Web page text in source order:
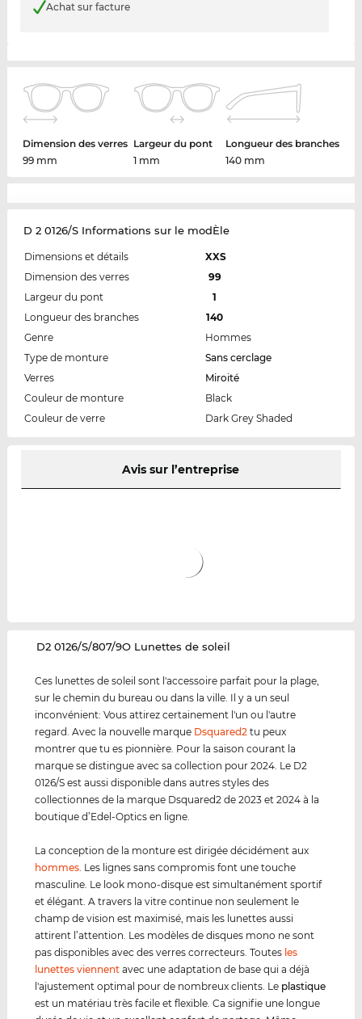
Achat sur facture
Dimension des verres
99 mm
Largeur du pont
1 mm
Longueur des branches
140 mm
D 2 0126/S Informations sur le modÈle
Dimensions et détails
XXS
Dimension des verres
99
Largeur du pont
1
Longueur des branches
140
Genre
Hommes
Type de monture
Sans cerclage
Verres
Miroité
Couleur de monture
Black
Couleur de verre
Dark Grey Shaded
Avis sur l’entreprise
‌D2 0126/S/807/9O Lunettes de soleil
Ces lunettes de soleil sont l'accessoire parfait pour la plage,
sur le chemin du bureau ou dans la ville. Il y a un seul
inconvénient: Vous attirez certainement l'un ou l'autre
regard. Avec la nouvelle marque Dsquared2 tu peux
montrer que tu es pionnière. Pour la saison courant la
marque se distingue avec sa collection pour 2024. Le D2
0126/S est aussi disponible dans autres styles des
collectionnes de la marque Dsquared2 de 2023 et 2024 à la
boutique d’Edel-Optics en ligne.
La conception de la monture est dirigée décidément aux
hommes . Les lignes sans compromis font une touche
masculine. Le look mono-disque est simultanément sportif
et élégant. A travers la vitre continue non seulement le
champ de vision est maximisé, mais les lunettes aussi
attirent l’attention. Les modèles de disques mono ne sont
pas disponibles avec des verres correcteurs. Toutes les
lunettes viennent avec une adaptation de base qui a déjà
l'ajustement optimal pour de nombreux clients. Le plastique
est un matériau très facile et flexible. Ca signifie une longue